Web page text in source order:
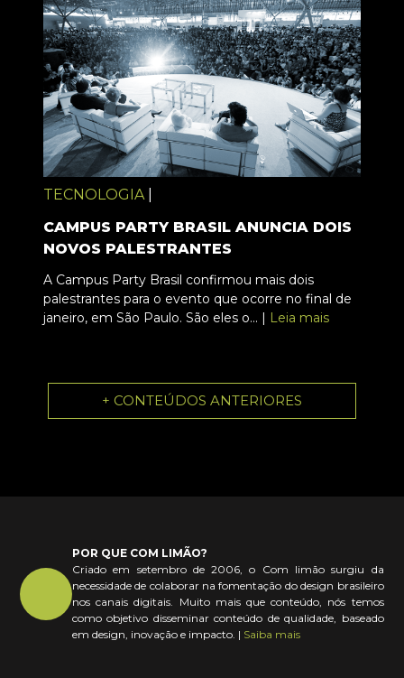
TECNOLOGIA
CAMPUS PARTY BRASIL ANUNCIA DOIS
NOVOS PALESTRANTES
A Campus Party Brasil confirmou mais dois
palestrantes para o evento que ocorre no final de
janeiro, em São Paulo. São eles o... | Leia mais
+ CONTEÚDOS ANTERIORES
POR QUE COM LIMÃO?
Criado em setembro de 2006, o Com limão surgiu da
necessidade de colaborar na fomentação do design brasileiro
nos canais digitais. Muito mais que conteúdo, nós temos
como objetivo disseminar conteúdo de qualidade, baseado
em design, inovação e impacto. | Saiba mais